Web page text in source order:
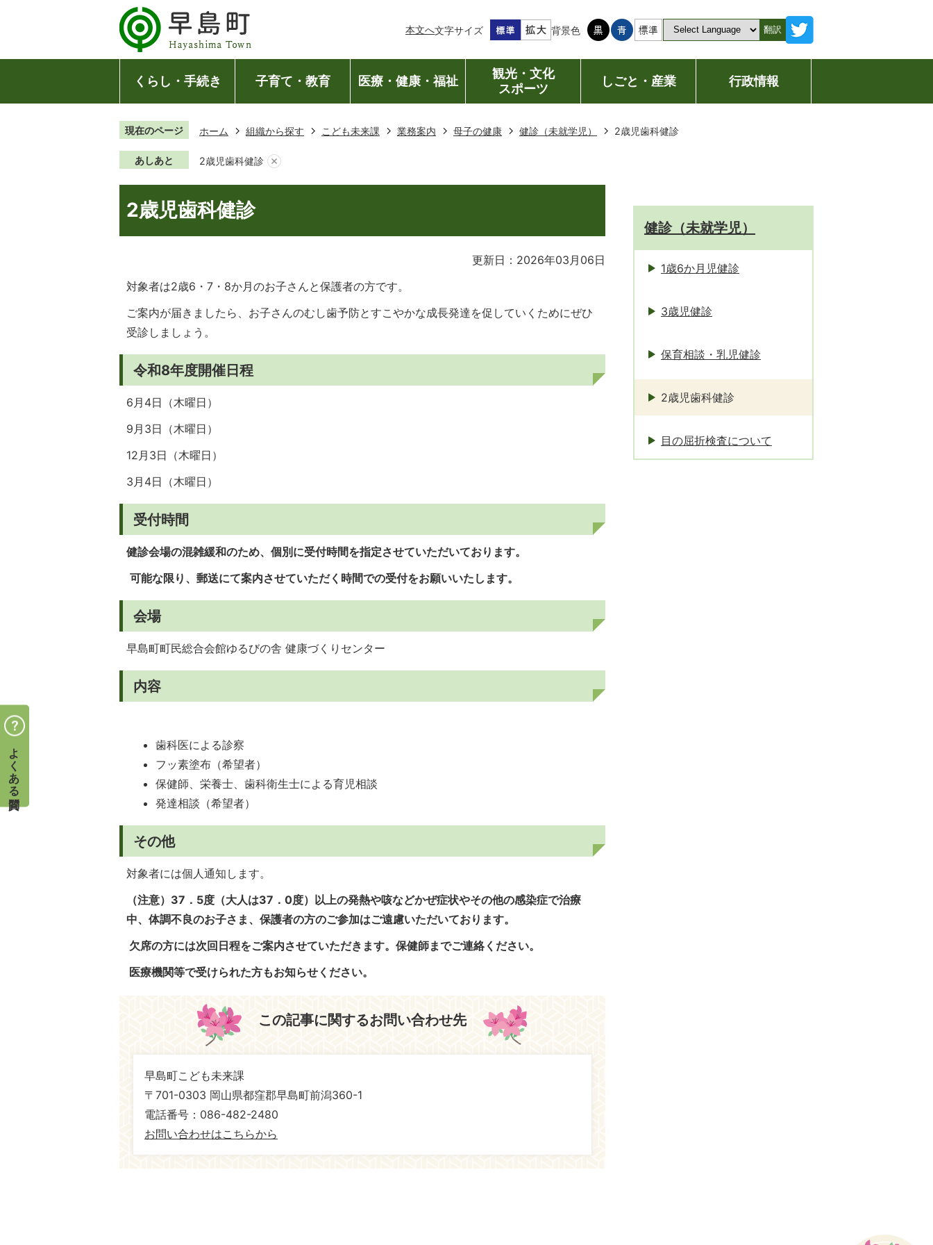
本文へ文字サイズ 背景色 翻訳
くらし・手続き 子育て・教育 医療・健康・福祉
観光・文化
スポーツ
しごと・産業 行政情報
現在のページ ホーム 組織から探す こども未来課 業務案内 母子の健康 健診（未就学児） 2歳児歯科健診
あしあと 2歳児歯科健診
2歳児歯科健診
更新日：2026年03月06日
対象者は2歳6・7・8か月のお子さんと保護者の方です。
ご案内が届きましたら、お子さんのむし歯予防とすこやかな成長発達を促していくためにぜひ
受診しましょう。
令和8年度開催日程
6月4日（木曜日）
9月3日（木曜日）
12月3日（木曜日）
3月4日（木曜日）
受付時間
健診会場の混雑緩和のため、個別に受付時間を指定させていただいております。
可能な限り、郵送にて案内させていただく時間での受付をお願いいたします。
会場
早島町町民総合会館ゆるびの舎 健康づくりセンター
内容
歯科医による診察
フッ素塗布（希望者）
保健師、栄養士、歯科衛生士による育児相談
発達相談（希望者）
その他
対象者には個人通知します。
（注意）37．5度（大人は37．0度）以上の発熱や咳などかぜ症状やその他の感染症で治療
中、体調不良のお子さま、保護者の方のご参加はご遠慮いただいております。
欠席の方には次回日程をご案内させていただきます。保健師までご連絡ください。
医療機関等で受けられた方もお知らせください。
この記事に関するお問い合わせ先
早島町こども未来課
〒701-0303 岡山県都窪郡早島町前潟360-1
電話番号：086-482-2480
お問い合わせはこちらから
健診（未就学児）
1歳6か月児健診
3歳児健診
保育相談・乳児健診
2歳児歯科健診
目の屈折検査について
よくある質問